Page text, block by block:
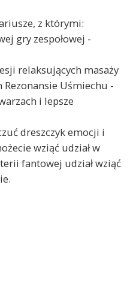
z którymi:
gry zespołowej -
relaksujących masaży
Rezonansie Uśmiechu -
i lepsze
dreszczyk emocji i
wziąć udział w
fantowej udział wziąć